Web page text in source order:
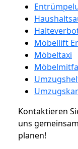
Möbellift
Möbeltaxi
Kontaktieren
uns
planen!